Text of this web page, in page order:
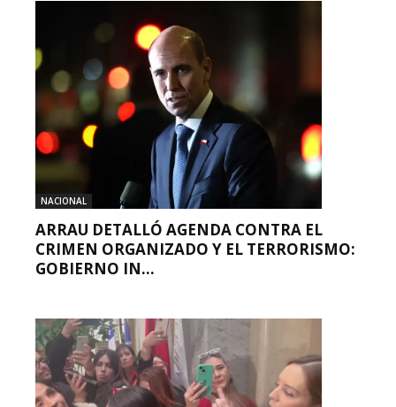
NACIONAL
ARRAU DETALLÓ AGENDA CONTRA EL
CRIMEN ORGANIZADO Y EL TERRORISMO:
GOBIERNO IN...